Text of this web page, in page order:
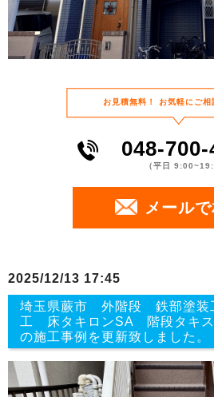
お⾒積無料！ お気軽にご相
048-700-
（平⽇
メール
2025/12/13 17:45
埼玉県蕨市 外階段 鉄部塗装
工 床タキロンSA 階段タキス
の施工事例を更新致しました。